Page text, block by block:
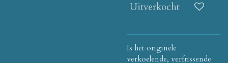
Uitverkocht
Is het originele
verkoelende, verfrissende